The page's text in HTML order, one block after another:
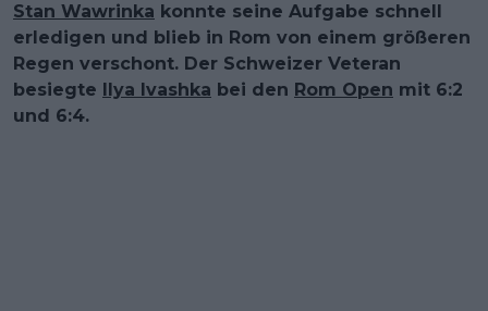
Stan Wawrinka konnte seine Aufgabe schnell
erledigen und blieb in Rom von einem größeren
Regen verschont. Der Schweizer Veteran
besiegte
Ilya Ivashka bei den Rom Open mit 6:2
und 6:4.